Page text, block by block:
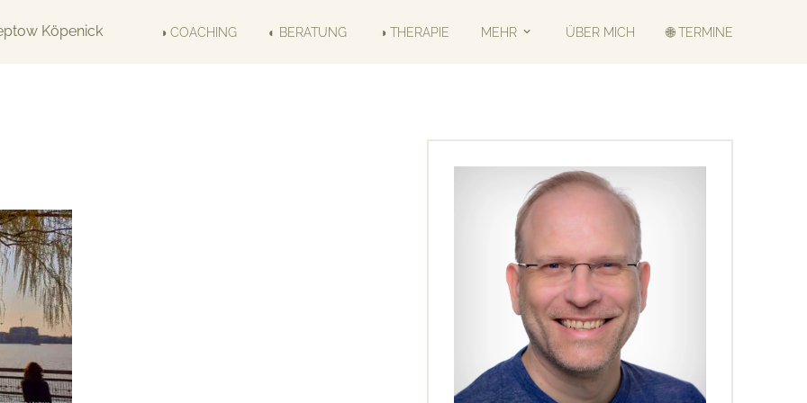
◑ COACHING ◐ BERATUNG ◑ THERAPIE MEHR ÜBER MICH 🌐 TERMINE